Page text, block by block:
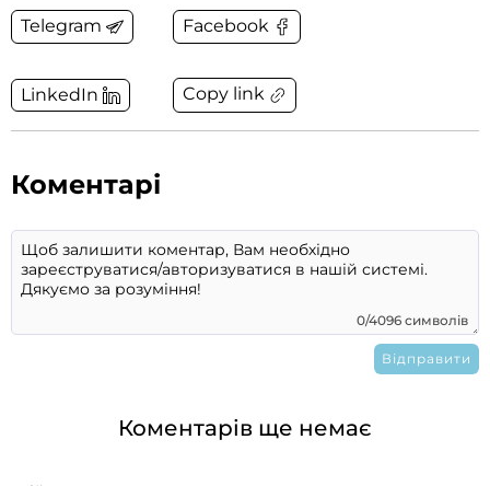
Telegram Facebook
LinkedIn Copy link
Коментарі
0/4096 символів
Коментарів ще немає